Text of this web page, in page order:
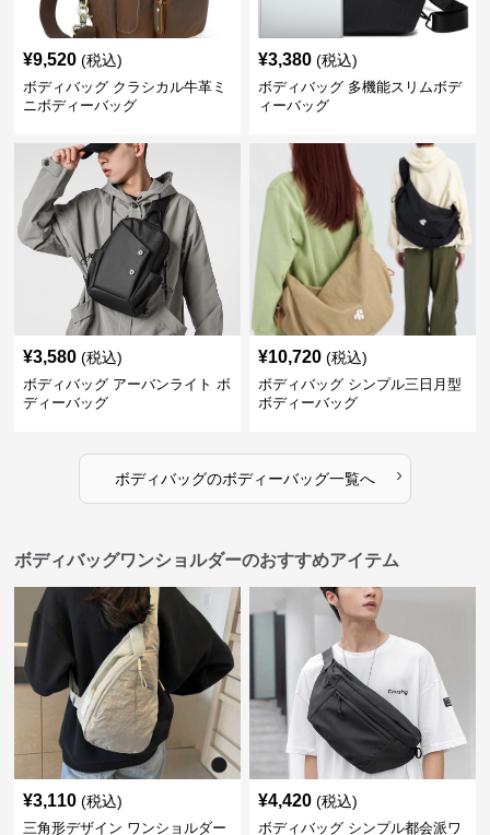
¥9,520 (税込)
ボディバッグ クラシカル牛革ミ
ニボディーバッグ
¥3,380 (税込)
ボディバッグ 多機能スリムボデ
ィーバッグ
¥3,580 (税込)
ボディバッグ アーバンライト ボ
ディーバッグ
¥10,720 (税込)
ボディバッグ シンプル三日月型
ボディーバッグ
ボディバッグのボディーバッグ一覧へ ›
ボディバッグワンショルダーのおすすめアイテム
¥3,110 (税込)
三角形デザイン ワンショルダー
¥4,420 (税込)
ボディバッグ シンプル都会派ワ